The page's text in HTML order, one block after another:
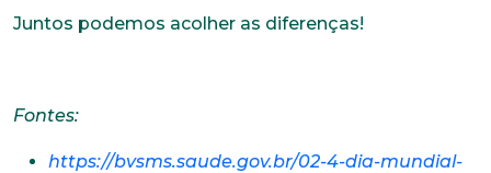
Juntos podemos acolher as diferenças!
Fontes:
https://bvsms.saude.gov.br/02-4-dia-mundial-